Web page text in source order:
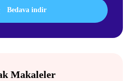
Bedava indir
Makaleler